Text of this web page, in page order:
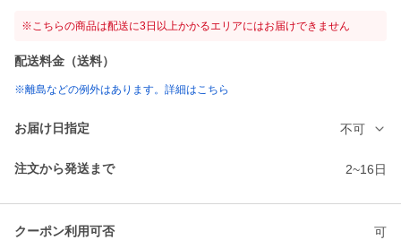
※こちらの商品は配送に3日以上かかるエリアにはお届けできません
配送料金（送料）
※離島などの例外はあります。詳細はこちら
お届け日指定 不可
注文から発送まで 2~16日
クーポン利用可否 可